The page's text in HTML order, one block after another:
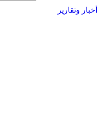
أخبار وتقارير